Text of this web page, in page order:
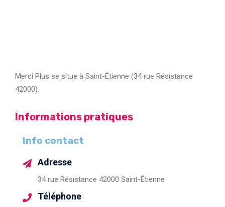
Merci Plus se situe à Saint-Étienne (34 rue Résistance
42000).
Informations pratiques
Info contact
Adresse
34 rue Résistance 42000 Saint-Étienne
Téléphone